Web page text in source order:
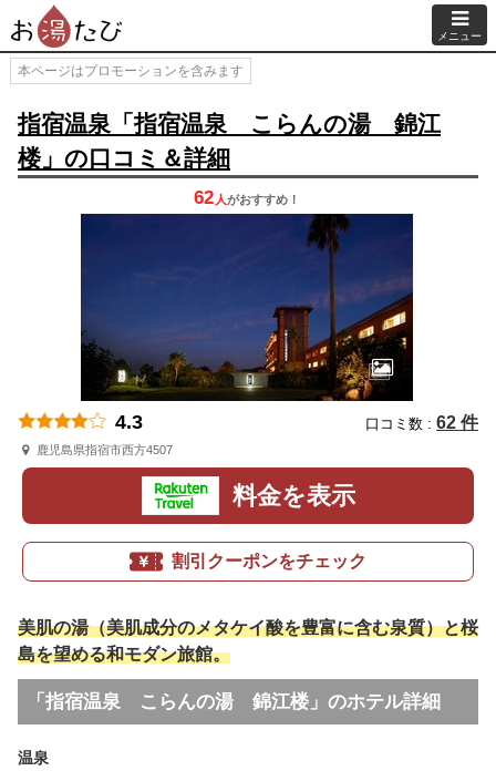
メニュー
本ページはプロモーションを含みます
指宿温泉「指宿温泉 こらんの湯 錦江
楼」の口コミ＆詳細
62 人がおすすめ！
4.3 口コミ数 : 62 件
鹿児島県指宿市西方4507
料金を表示
割引クーポンをチェック
美肌の湯（美肌成分のメタケイ酸を豊富に含む泉質）と桜
島を望める和モダン旅館。
「指宿温泉 こらんの湯 錦江楼」のホテル詳細
温泉